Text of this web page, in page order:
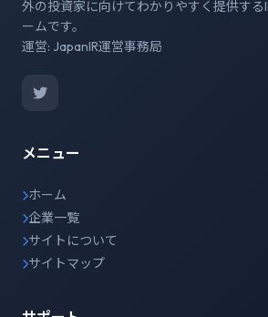
外の投資家に向けてわかりやすく提供する
ームです。
運営: JapanIR運営事務局
メニュー
ホーム
企業一覧
サイトについて
サイトマップ